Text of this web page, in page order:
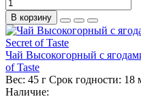
В корзину
Чай Высокогорный с
of Taste
Вес: 45 г Срок годности: 18
Наличие: